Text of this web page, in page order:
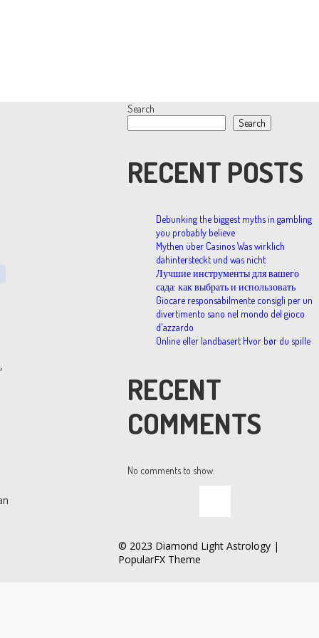
Search
Search
RECENT POSTS
Debunking the biggest myths in gambling
you probably believe
Mythen über Casinos Was wirklich
dahintersteckt und was nicht
Лучшие инструменты для вашего
сада: как выбрать и использовать
Giocare responsabilmente consigli per un
divertimento sano nel mondo del gioco
d'azzardo
Online eller landbasert Hvor bør du spille
RECENT
COMMENTS
No comments to show.
© 2023 Diamond Light Astrology |
PopularFX Theme